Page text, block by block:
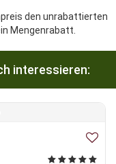
den unrabattierten
Mengenrabatt.
interessieren: